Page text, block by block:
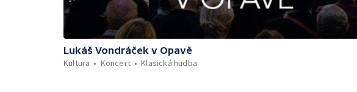
Lukáš Vondráček v Opavě
Kultura
Koncert Klasická hudba